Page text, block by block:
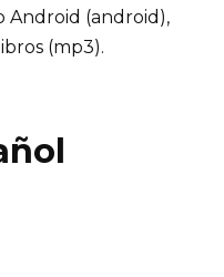
Android (android),
(mp3).